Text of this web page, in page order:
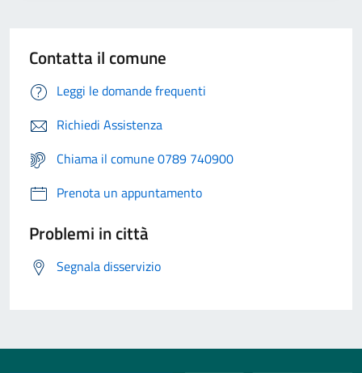
Contatta il comune
Leggi le domande frequenti
Richiedi Assistenza
Chiama il comune 0789 740900
Prenota un appuntamento
Problemi in città
Segnala disservizio